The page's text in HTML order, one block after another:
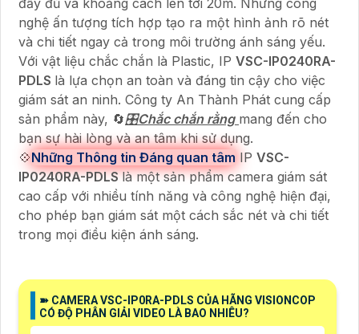
nghệ ấn tượng tích hợp tạo ra một hình ảnh rõ nét
và chi tiết ngay cả trong môi trường ánh sáng yếu.
Với vật liệu chắc chắn là Plastic, IP VSC-IP0240RA-
PDLS là lựa chọn an toàn và đáng tin cậy cho việc
giám sát an ninh. Công ty An Thành Phát cung cấp
sản phẩm này, 🔄🎛Chắc chắn rằng mang đến cho
bạn sự hài lòng và an tâm khi sử dụng.
💠Những Thông tin Đáng quan tâm IP VSC-
IP0240RA-PDLSlà một sản phẩm camera giám sát
cao cấp với nhiều tính năng và công nghệ hiện đại,
cho phép bạn giám sát một cách sắc nét và chi tiết
trong mọi điều kiện ánh sáng.
➽ CAMERA VSC-IP0RA-PDLS CỦA HÃNG VISIONCOP
CÓ ĐỘ PHÂN GIẢI VIDEO LÀ BAO NHIÊU?